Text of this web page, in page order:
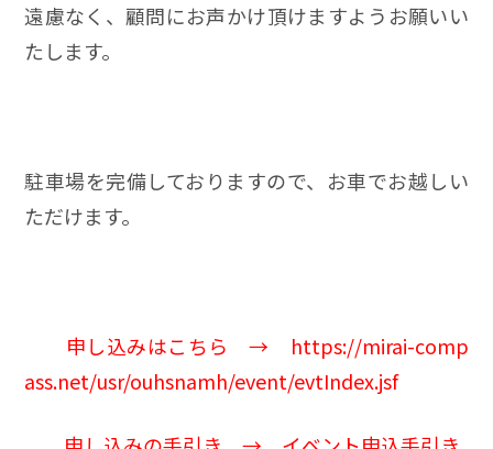
遠慮なく、顧問にお声かけ頂けますようお願いい
たします。
駐車場を完備しておりますので、お車でお越しい
ただけます。
申し込みはこちら → https://mirai-comp
ass.net/usr/ouhsnamh/event/evtIndex.jsf